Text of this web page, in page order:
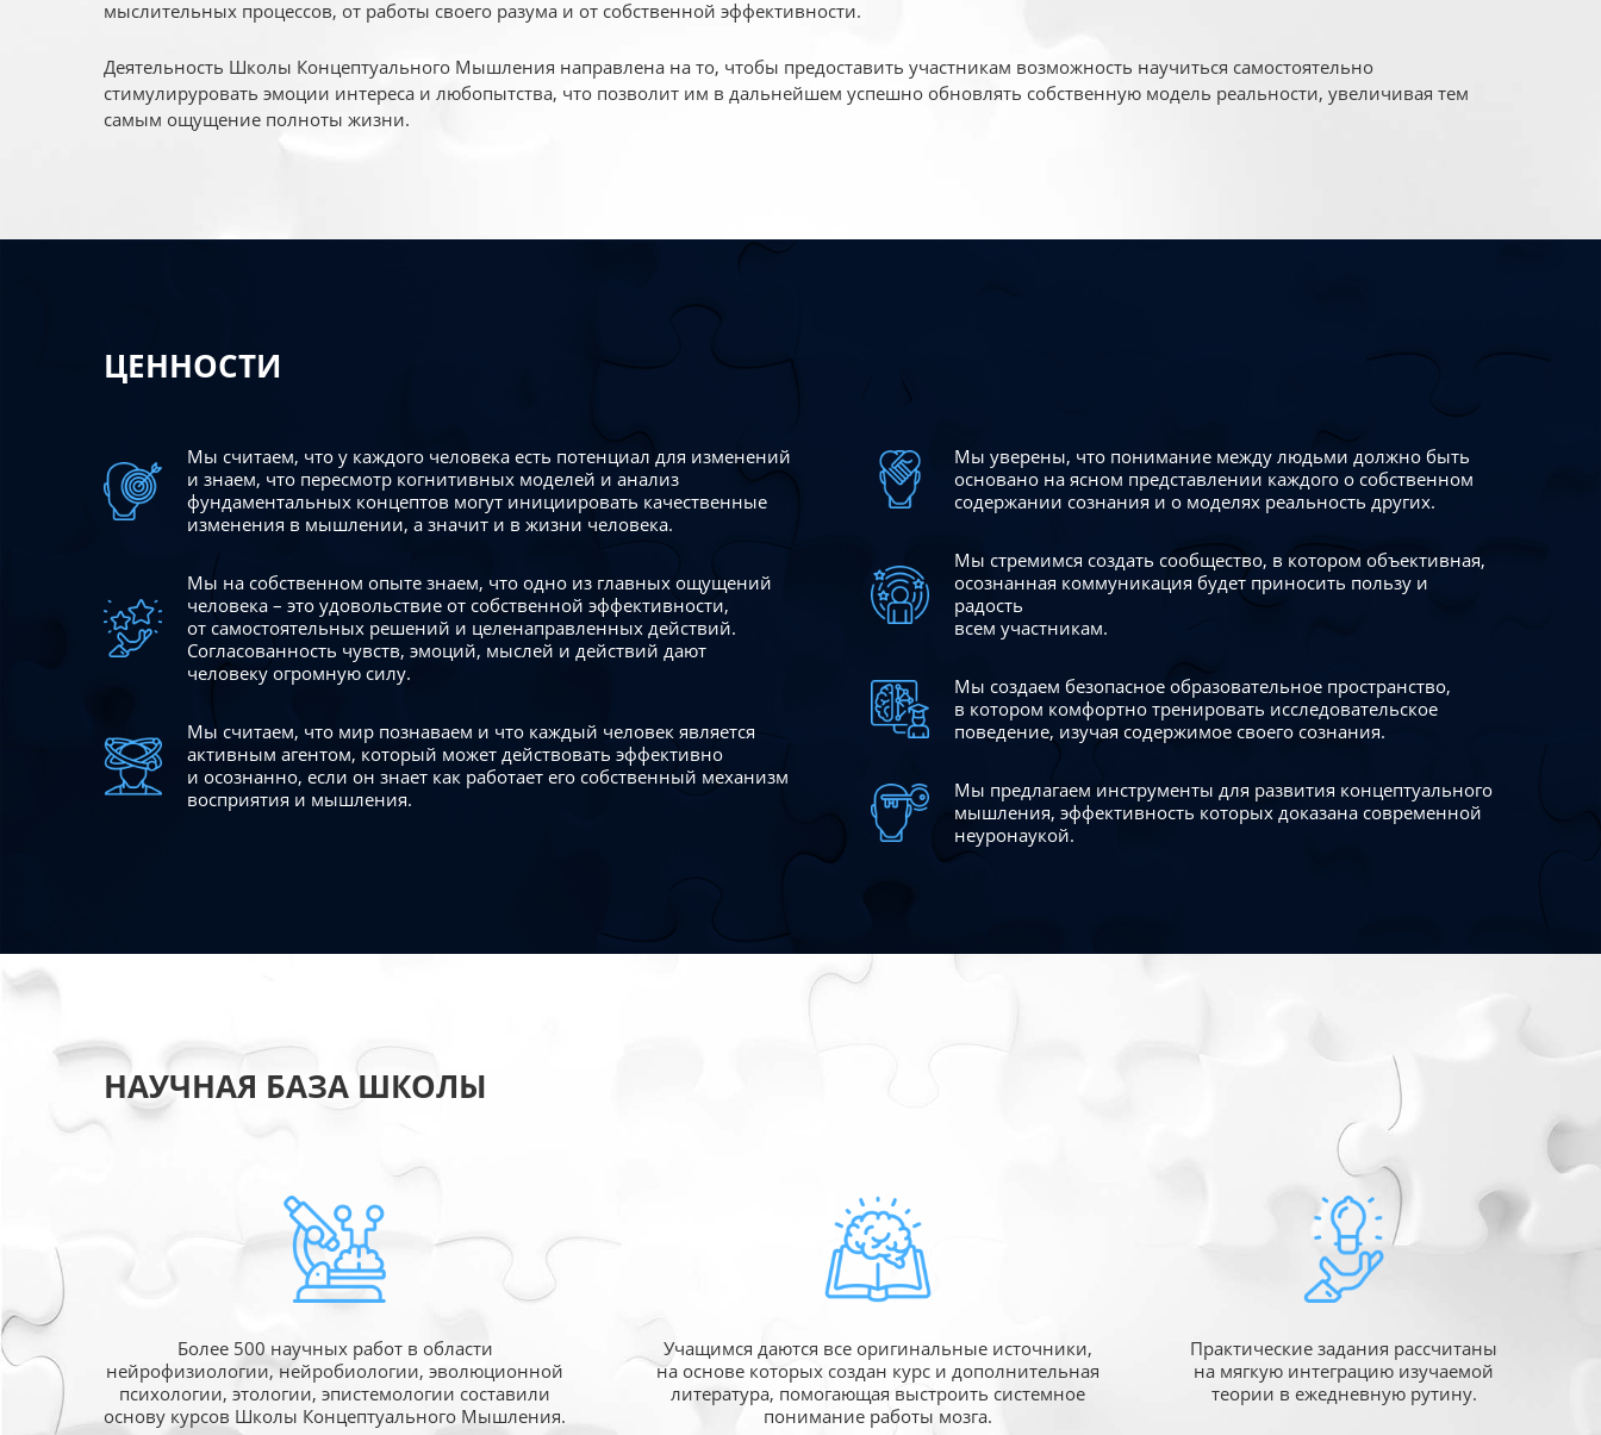
мыслительных процессов, от работы своего разума и от собственной эффективности.
Деятельность Школы Концептуального Мышления направлена на то, чтобы предоставить участникам возможность научиться самостоятельно
стимулируровать эмоции интереса и любопытства, что позволит им в дальнейшем успешно обновлять собственную модель реальности, увеличивая тем
самым ощущение полноты жизни.
ЦЕННОСТИ
Мы считаем, что у каждого человека есть потенциал для изменений
и знаем, что пересмотр когнитивных моделей и анализ
фундаментальных концептов могут инициировать качественные
изменения в мышлении, а значит и в жизни человека.
Мы на собственном опыте знаем, что одно из главных ощущений
человека – это удовольствие от собственной эффективности,
от самостоятельных решений и целенаправленных действий.
Согласованность чувств, эмоций, мыслей и действий дают
человеку огромную силу.
Мы считаем, что мир познаваем и что каждый человек является
активным агентом, который может действовать эффективно
и осознанно, если он знает как работает его собственный механизм
восприятия и мышления.
Мы уверены, что понимание между людьми должно быть
основано на ясном представлении каждого о собственном
содержании сознания и о моделях реальность других.
Мы стремимся создать сообщество, в котором объективная,
осознанная коммуникация будет приносить пользу и
радость
всем участникам.
Мы создаем безопасное образовательное пространство,
в котором комфортно тренировать исследовательское
поведение, изучая содержимое своего сознания.
Мы предлагаем инструменты для развития концептуального
мышления, эффективность которых доказана современной
неуронаукой.
НАУЧНАЯ БАЗА ШКОЛЫ
Более 500 научных работ в области
нейрофизиологии, нейробиологии, эволюционной
психологии, этологии, эпистемологии составили
основу курсов Школы Концептуального Мышления.
Учащимся даются все оригинальные источники,
на основе которых создан курс и дополнительная
литература, помогающая выстроить системное
понимание работы мозга.
Практические задания рассчитаны
на мягкую интеграцию изучаемой
теории в ежедневную рутину.